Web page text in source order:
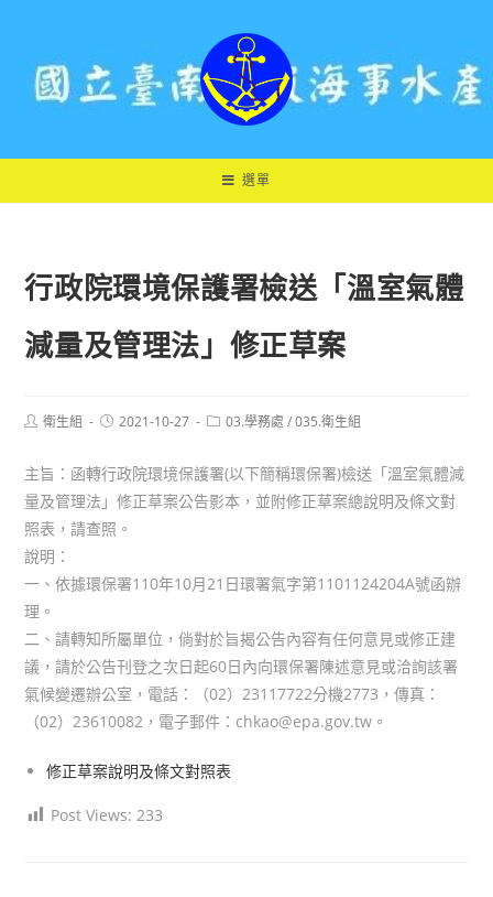
選單
行政院環境保護署檢送「溫室氣體
減量及管理法」修正草案
Post衛生組
Post2021-10-27
Post03.學務處 / 035.衛生組
主旨：函轉行政院環境保護署(以下簡稱環保署)檢送「溫室氣體減
量及管理法」修正草案公告影本，並附修正草案總說明及條文對
照表，請查照。
說明：
一、依據環保署110年10月21日環署氣字第1101124204A號函辦
理。
二、請轉知所屬單位，倘對於旨揭公告內容有任何意見或修正建
議，請於公告刊登之次日起60日內向環保署陳述意見或洽詢該署
氣候變遷辦公室，電話：（02）23117722分機2773，傳真：
（02）23610082，電子郵件：chkao@epa.gov.tw。
修正草案說明及條文對照表
Post Views: 233